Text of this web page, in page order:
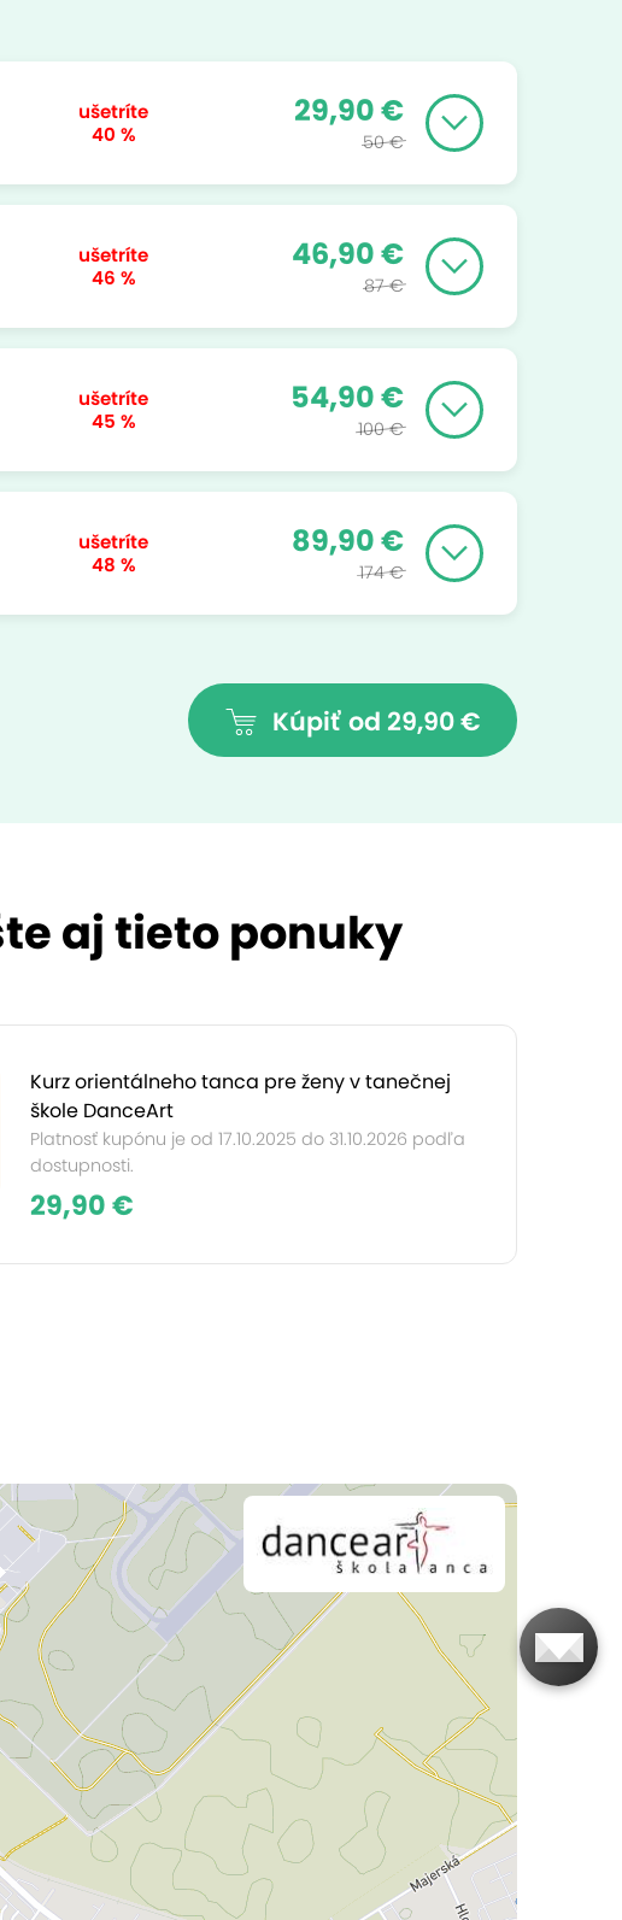
ušetríte
40 %
29,90 €
50 €
ušetríte
46 %
46,90 €
87 €
ušetríte
45 %
54,90 €
100 €
ušetríte
48 %
89,90 €
174 €
Kúpiť od 29,90 €
aj tieto ponuky
Kurz orientálneho tanca pre ženy v tanečnej
škole DanceArt
Platnosť kupónu je od 17.10.2025 do 31.10.2026 podľa
dostupnosti.
29,90 €